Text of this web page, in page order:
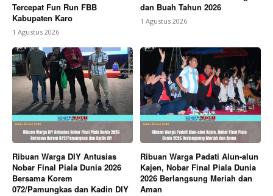
Tercepat Fun Run FBB
Kabupaten Karo
1 Agustus 2026
dan Buah Tahun 2026
1 Agustus 2026
Ribuan Warga DIY Antusias
Nobar Final Piala Dunia 2026
Bersama Korem
072/Pamungkas dan Kadin DIY
Ribuan Warga Padati Alun-alun
Kajen, Nobar Final Piala Dunia
2026 Berlangsung Meriah dan
Aman